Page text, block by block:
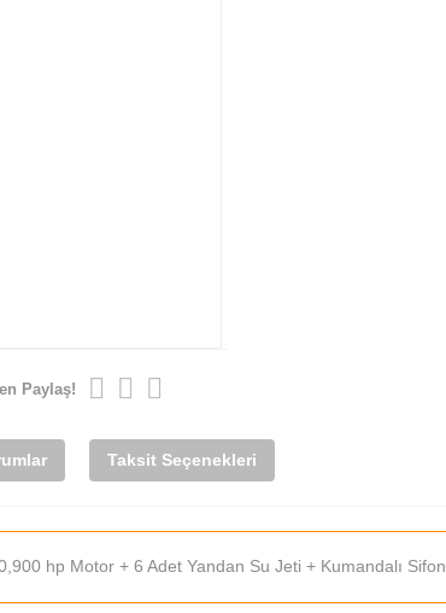
Paylaş!
Taksit Seçenekleri
hp Motor + 6 Adet Yandan Su Jeti + Kumandalı Sifon